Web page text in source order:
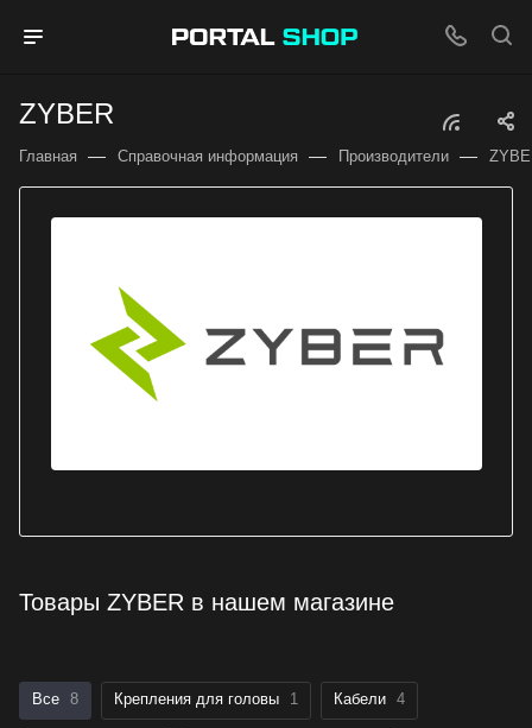
ZYBER
Главная — Справочная информация — Производители —
Товары ZYBER в нашем магазине
Все 8 Крепления для головы 1 Кабели 4